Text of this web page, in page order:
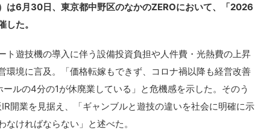
は6月30日、東京都中野区のなかのZEROにおいて、「2026
た。
ト遊技機の導入に伴う設備投資負担や人件費・光熱費の上昇
環境に言及。「価格転嫁もできず、コロナ禍以降も経営改善
ルの4分の1が休廃業している」と危機感を示した。そのう
開業を見据え、「ギャンブルと遊技の違いを社会に明確に示
ければならない」と述べた。